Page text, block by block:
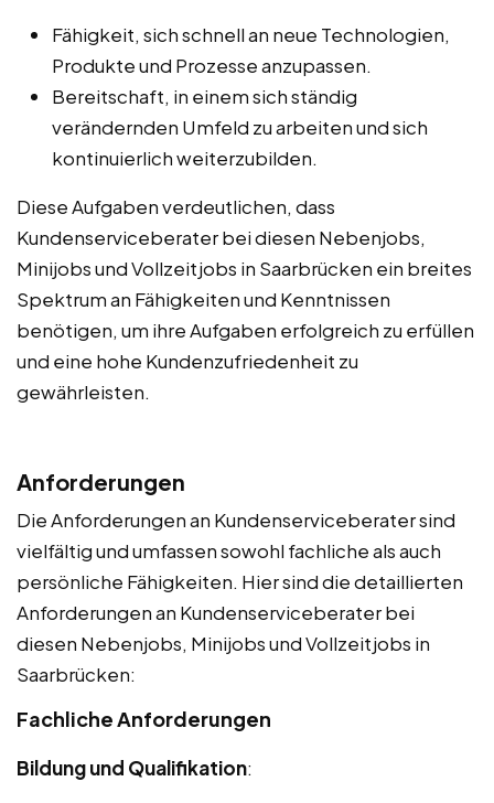
Fähigkeit, sich schnell an neue Technologien,
Produkte und Prozesse anzupassen.
Bereitschaft, in einem sich ständig
verändernden Umfeld zu arbeiten und sich
kontinuierlich weiterzubilden.
Diese Aufgaben verdeutlichen, dass
Kundenserviceberater bei diesen Nebenjobs,
Minijobs und Vollzeitjobs in Saarbrücken ein breites
Spektrum an Fähigkeiten und Kenntnissen
benötigen, um ihre Aufgaben erfolgreich zu erfüllen
und eine hohe Kundenzufriedenheit zu
gewährleisten.
Anforderungen
Die Anforderungen an Kundenserviceberater sind
vielfältig und umfassen sowohl fachliche als auch
persönliche Fähigkeiten. Hier sind die detaillierten
Anforderungen an Kundenserviceberater bei
diesen Nebenjobs, Minijobs und Vollzeitjobs in
Saarbrücken:
Fachliche Anforderungen
Bildung und Qualifikation: